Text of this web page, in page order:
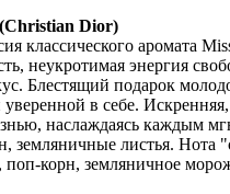
Dior)
классического аромата
неукротимая энергия
Блестящий подарок
в себе.
наслаждаясь каждым
земляничные листья. Нота
поп-корн, земляничное